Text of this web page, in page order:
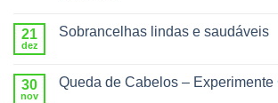
Cabelo
–
Tratamento
21
dez
Sobrancelhas lindas e saudáveis
Sobrancelhas
30
nov
Queda de Cabelos – Experimente